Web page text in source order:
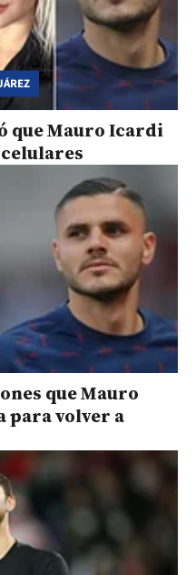
que Mauro Icardi
que Mauro
para volver a